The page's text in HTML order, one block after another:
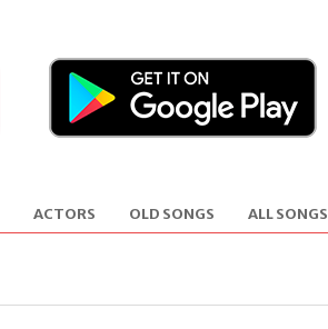
ACTORS OLD SONGS ALL SONGS